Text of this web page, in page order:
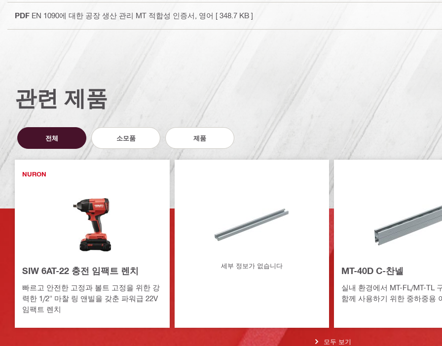
PDF EN 1090에 대한 공장 생산 관리 MT 적합성 인증서 , 영어 [ 348.7 KB ]
관련 제품
전체 소모품 제품
NURON
SIW 6AT-22 충전 임팩트 렌치
빠르고 안전한 고정과 볼트 고정을 위한 강
력한 1/2" 마찰 링 앤빌을 갖춘 파워급 22V
임팩트 렌치
세부 정보가 없습니다 MT-40D C-찬넬
실내 환경에서 MT-FL/MT-TL
함께 사용하기 위한 중하중용
모두 보기